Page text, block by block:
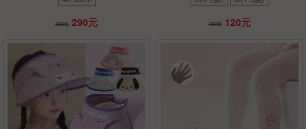
330元 290元 180元 120元